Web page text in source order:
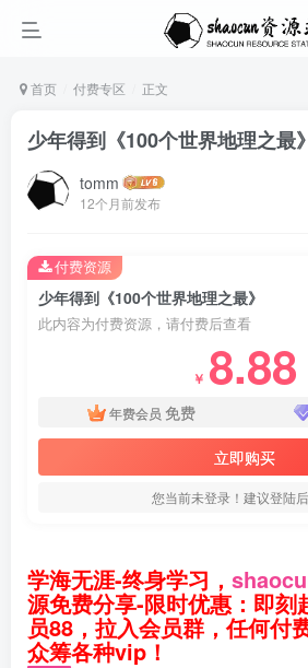
首页 付费专区 正文
少年得到《100个世界地理之最》
tomm
12个月前发布
少年得到《100个世界地理之最》
此内容为付费资源，请付费后查看
￥ 8.88
年费会员 免费
立即购买
您当前未登录！建议登陆
付费资源
学海无涯-终身学习，
源免费分享-限时优惠：即刻
员88，拉入会员群，任何付
众筹各种vip！